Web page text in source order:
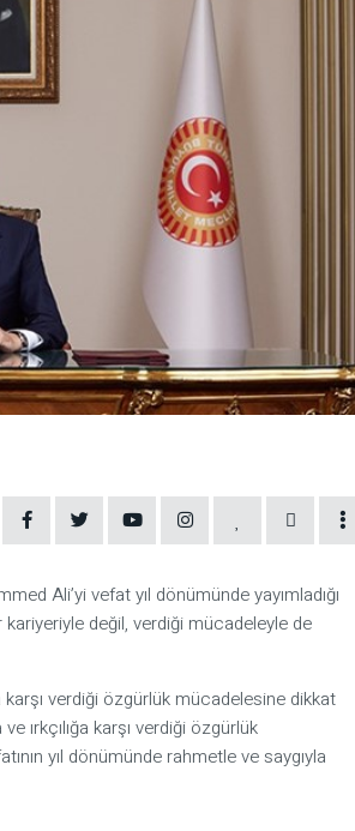
Ali’yi vefat yıl dönümünde yayımladığı
değil, verdiği mücadeleyle de
karşı verdiği özgürlük mücadelesine dikkat
ırkçılığa karşı verdiği özgürlük
yıl dönümünde rahmetle ve saygıyla